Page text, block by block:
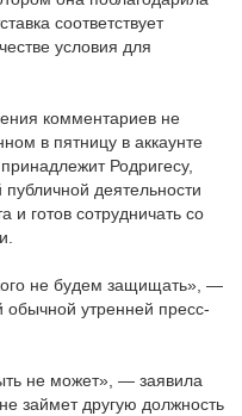
соответствует
условия для
комментариев не
в пятницу в аккаунте
Родригесу,
деятельности
и готов сотрудничать со
не будем защищать», —
утренней пресс-
не может», — заявила
займет другую должность